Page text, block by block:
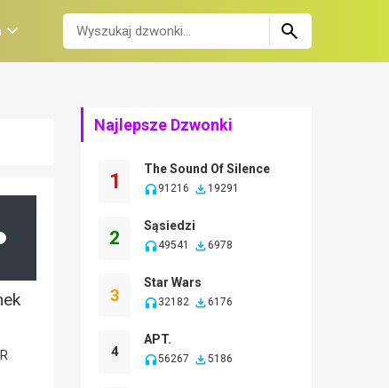
Najlepsze Dzwonki
1
The Sound Of Silence
91216 19291
2
Sąsiedzi
49541 6978
3
Star Wars
32182 6176
4
APT.
56267 5186